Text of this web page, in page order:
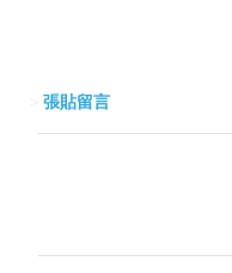
張貼留言